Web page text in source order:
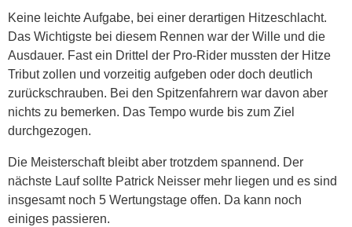
Keine leichte Aufgabe, bei einer derartigen Hitzeschlacht.
Das Wichtigste bei diesem Rennen war der Wille und die
Ausdauer. Fast ein Drittel der Pro-Rider mussten der Hitze
Tribut zollen und vorzeitig aufgeben oder doch deutlich
zurückschrauben. Bei den Spitzenfahrern war davon aber
nichts zu bemerken. Das Tempo wurde bis zum Ziel
durchgezogen.
Die Meisterschaft bleibt aber trotzdem spannend. Der
nächste Lauf sollte Patrick Neisser mehr liegen und es sind
insgesamt noch 5 Wertungstage offen. Da kann noch
einiges passieren.